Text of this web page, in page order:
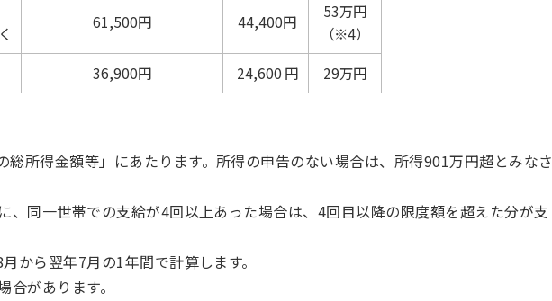
61,500円 44,400円
53万円
（※4）
36,900円 24,600 円 29万円
総所得金額等」にあたります。所得の申告のない場合は、所得901万円超とみなさ
、同一世帯での支給が4回以上あった場合は、4回目以降の限度額を超えた分が支
から翌年7月の1年間で計算します。
合があります。